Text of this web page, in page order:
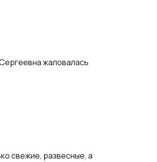
жаловалась
свежие, развесные, а